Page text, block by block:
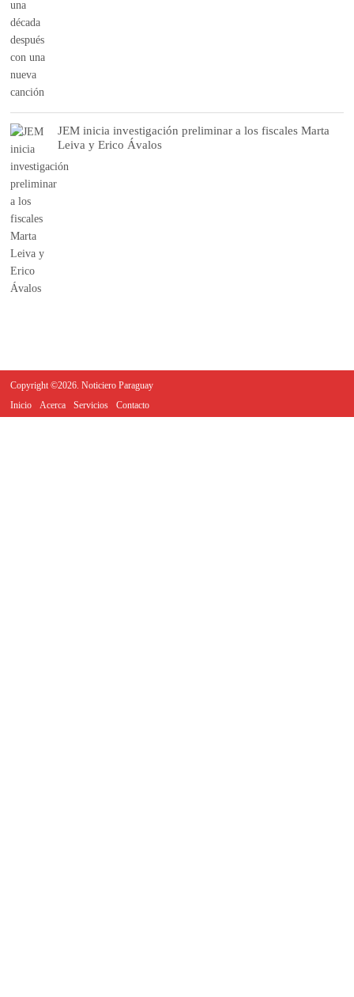
JEM inicia investigación preliminar a los fiscales Marta
Leiva y Erico Ávalos
Copyright ©2026. Noticiero Paraguay
Inicio
Acerca Servicios Contacto